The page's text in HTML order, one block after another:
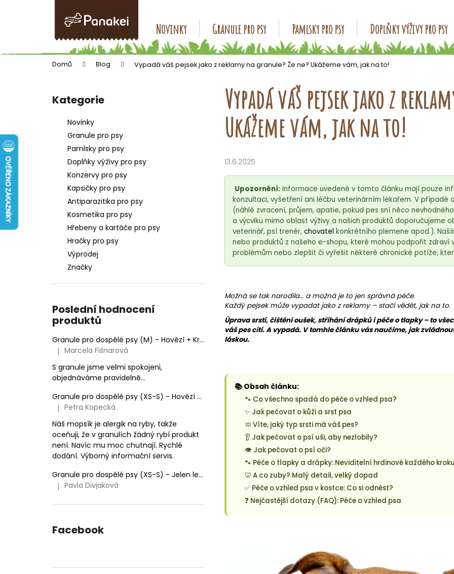
Novinky Granule pro psy Pamlsky pro psy Doplňky výživy pro psy
Domů Blog Vypadá váš pejsek jako z reklamy na granule? Že ne? Ukážeme vám, jak na to!
Přeskočit
kategorie
Kategorie
Novinky
Granule pro psy
Pamlsky pro psy
Doplňky výživy pro psy
Konzervy pro psy
Kapsičky pro psy
Antiparazitika pro psy
Kosmetika pro psy
Hřebeny a kartáče pro psy
Hračky pro psy
Výprodej
Značky
Poslední hodnocení
produktů
Granule pro dospělé psy (M) - Hovězí + Krůtí 9kg
Hodnocení produktu je 5 z 5 hvězdiček.
| Marcela Fišnarová
S granule jsme velmi spokojeni,
objednáváme pravidelně...
Granule pro dospělé psy (XS-S) - Hovězí + Krůtí
18kg (2x9kg)
Hodnocení produktu je 5 z 5 hvězdiček.
| Petra Kopecká
Náš mopsík je alergik na ryby, takže
oceňuji, že v granulích žádný rybí produkt
není. Navíc mu moc chutnají. Rychlé
dodání. Výborný informační servis.
Granule pro dospělé psy (XS-S) - Jelen lesní (SENSITIVE) 9kg
Hodnocení produktu je 5 z 5 hvězdiček.
| Pavla Divjaková
Facebook
Vypadá váš pejsek jako z
Ukážeme vám, jak na to!
13.6.2025
Upozornění: Informace uvedené v tomto článku mají pouze
konzultaci, vyšetření ani léčbu veterinárním lékařem. V
(náhlé zvracení, průjem, apatie, pokud pes sní něco
a výcviku mimo oblast výživy a našich produktů doporučujeme
veterinář, psí trenér, chovatel konkrétního plemene apod.).
nebo produktů z našeho e-shopu, které mohou podpořit
problémům nebo zlepšit či vyřešit některé chronické potíže,
Možná se tak narodila… a možná je to jen správná péče.
Každý pejsek může vypadat jako z reklamy – stačí vědět, jak na to.
Úprava srsti, čištění oušek, stříhání drápků i péče o tlapky – to
váš pes cítí. A vypadá. V tomhle článku vás naučíme, jak
láskou.
📚 Obsah článku:
🐾 Co všechno spadá do péče o vzhled psa?
✨ Jak pečovat o kůži a srst psa
🧼 Víte, jaký typ srsti má váš pes?
👂 Jak pečovat o psí uši, aby nezlobily?
👁️ Jak pečovat o psí oči?
🐾 Péče o tlapky a drápky: Neviditelní hrdinové každého
🦷 A co zuby? Malý detail, velký dopad
✅ Péče o vzhled psa v kostce: Co si odnést?
❓ Nejčastější dotazy (FAQ): Péče o vzhled psa
k
obchodu
obchodu
Co potřebujete najít?
HLEDAT
Doporučujeme